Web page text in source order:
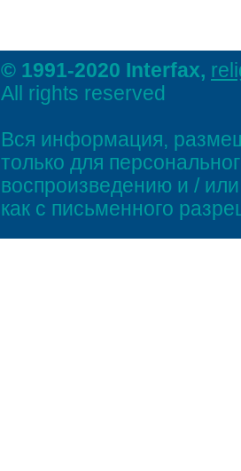
© 1991-2020 Interfax,
All rights reserved
Вся информация,
только для
воспроизведению и /
как с письменного